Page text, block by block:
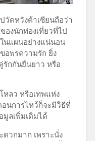
วัดหวังต้าเซียนถือว่า
องนักท่องเที่ยวที่ไป
นแผนอย่างแน่นอน
อพรความรัก ยิ่ง
รักกันยืนยาว หรือ
หลว หรือเทพแห่ง
นการไหว้ก็จะมีวิธีที่
ลเพิ่มเติมได้
วกมาก เพราะนั่ง